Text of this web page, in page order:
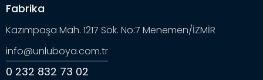
Fabrika
Kazımpaşa Mah. 1217 Sok. No:7 Menemen/İZMİR
info@unluboya.com.tr
0 232 832 73 02